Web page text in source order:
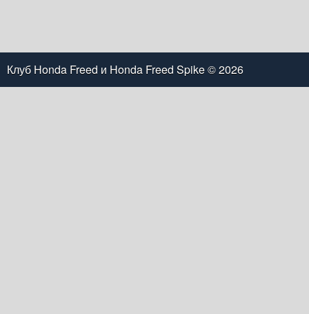
Клуб Honda Freed и Honda Freed Spike© 2026